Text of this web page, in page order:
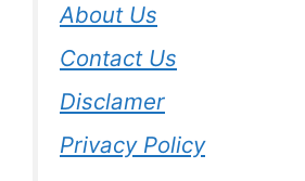
About Us
Contact Us
Disclamer
Privacy Policy